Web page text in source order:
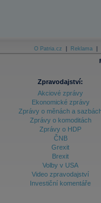
O Patria.cz Reklama
Zpravodajství:
Akciové zprávy
Ekonomické zprávy
Zprávy o měnách a
Zprávy o komoditách
Zprávy o HDP
ČNB
Grexit
Brexit
Volby v USA
Video zpravodajství
Investiční komentáře